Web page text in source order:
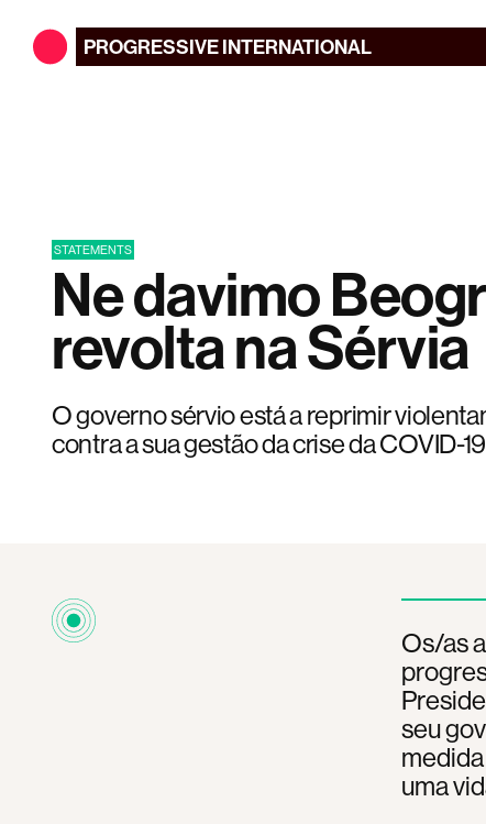
PROGRESSIVEINTERNATIONAL
STATEMENTS
Ne davimo
revolta na Sérvia
O governo sérvio está a reprimir
contra a sua gestão da crise da COVID-
Os/as
seu
uma